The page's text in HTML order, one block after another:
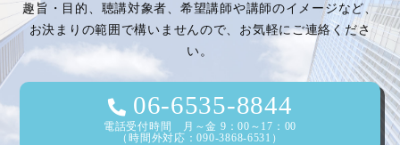
趣旨・目的、聴講対象者、希望講師や講師のイメージなど、
お決まりの範囲で構いませんので、お気軽にご連絡くださ
い。
06-6535-8844
電話受付時間 月～金 9：00～17：00
（時間外対応：090-3868-6531）